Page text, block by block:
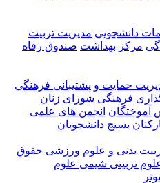
دانشجویی مدیریت تربیت
مرکز بهداشت صندوق رفاه
حمایت و پشتیبانی فرهنگی
فرهنگی شورای زنان
آموختگان انجمن های علمی
بسیج دانشجویان
بدنی و علوم ورزشی حقوق
تربیتی شیمی علوم